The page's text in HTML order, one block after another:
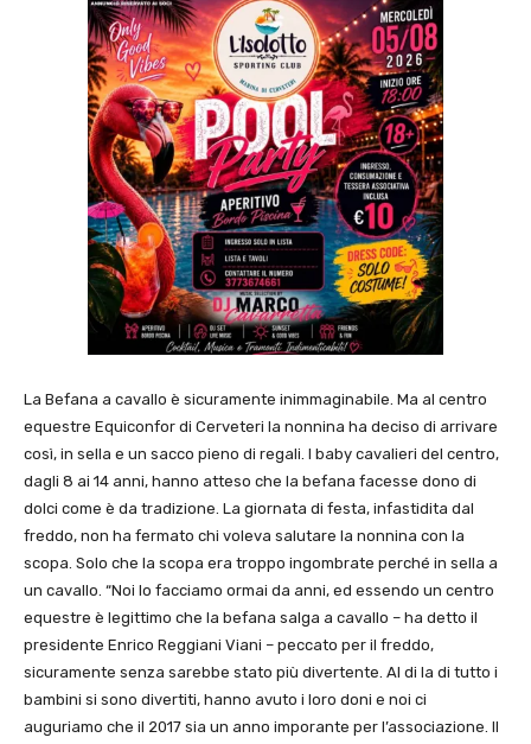
La Befana a cavallo è sicuramente inimmaginabile. Ma al centro
equestre Equiconfor di Cerveteri la nonnina ha deciso di arrivare
così, in sella e un sacco pieno di regali. I baby cavalieri del centro,
dagli 8 ai 14 anni, hanno atteso che la befana facesse dono di
dolci come è da tradizione. La giornata di festa, infastidita dal
freddo, non ha fermato chi voleva salutare la nonnina con la
scopa. Solo che la scopa era troppo ingombrate perché in sella a
un cavallo. “Noi lo facciamo ormai da anni, ed essendo un centro
equestre è legittimo che la befana salga a cavallo – ha detto il
presidente Enrico Reggiani Viani – peccato per il freddo,
sicuramente senza sarebbe stato più divertente. Al di la di tutto i
bambini si sono divertiti, hanno avuto i loro doni e noi ci
auguriamo che il 2017 sia un anno imporante per l’associazione. Il